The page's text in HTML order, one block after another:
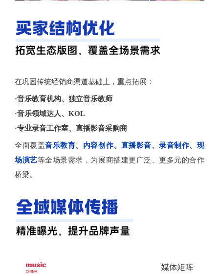
在巩固传统经销商渠道基础上，重点拓展：
·音乐教育机构、独立音乐教师
·音乐领域达人、KOL
·专业录音工作室、直播影音采购商
全面覆盖音乐教育、内容创作、直播影音、录音制作、现
场演艺等全场景需求，为展商搭建更广泛、更多元的合作
桥梁。